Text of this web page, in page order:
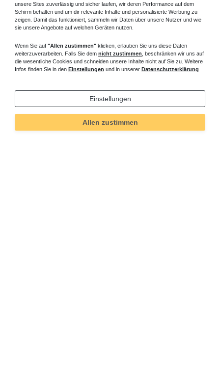
unsere Sites zuverlässig und sicher laufen, wir deren Performance auf dem
Schirm behalten und um dir relevante Inhalte und personalisierte Werbung zu
zeigen. Damit das funktioniert, sammeln wir Daten über unsere Nutzer und wie
sie unsere Angebote auf welchen Geräten nutzen.
Wenn Sie auf "Allen zustimmen" klicken, erlauben Sie uns diese Daten
weiterzuverarbeiten. Falls Sie dem nicht zustimmen , beschränken wir uns auf
die wesentliche Cookies und schneiden unsere Inhalte nicht auf Sie zu. Weitere
Infos finden Sie in den Einstellungen und in unserer Datenschutzerklärung
Einstellungen
Allen zustimmen